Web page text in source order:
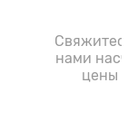
нами
цены